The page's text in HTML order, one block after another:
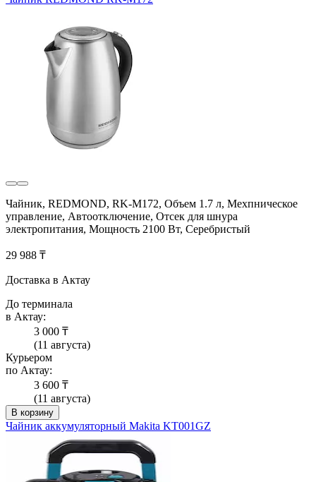
Чайник, REDMOND, RK-M172, Объем 1.7 л, Мехпническое
управление, Автоотключение, Отсек для шнура
электропитания, Мощность 2100 Вт, Серебристый
29 988 ₸
Доставка в Актау
До терминала
в Актау:
3 000 ₸
(11 августа)
Курьером
по Актау:
3 600 ₸
(11 августа)
В корзину
Чайник аккумуляторный Makita KT001GZ